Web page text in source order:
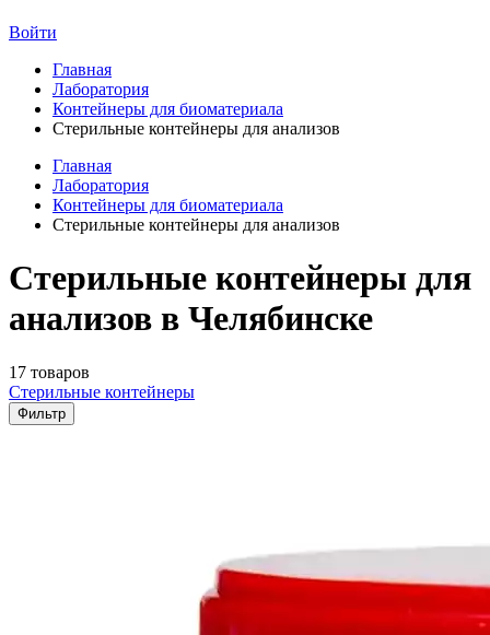
Войти
Главная
Лаборатория
Контейнеры для биоматериала
Стерильные контейнеры для анализов
Главная
Лаборатория
Контейнеры для биоматериала
Стерильные контейнеры для анализов
Стерильные контейнеры для
анализов в Челябинске
17 товаров
Стерильные контейнеры
Фильтр